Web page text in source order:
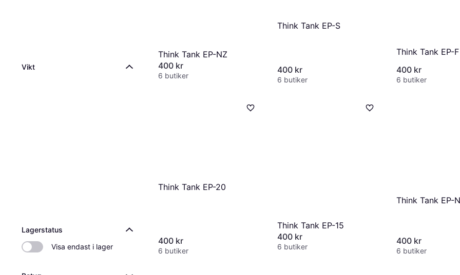
Vikt
Lagerstatus
Visa endast i lager
Think Tank EP-NZ
400 kr
6 butiker
Think Tank EP-S
400 kr
6 butiker
Think Tank EP-F
400 kr
6 butiker
Think Tank EP-20
400 kr
6 butiker
Think Tank EP-15
400 kr
6 butiker
Think Tank EP-
400 kr
6 butiker